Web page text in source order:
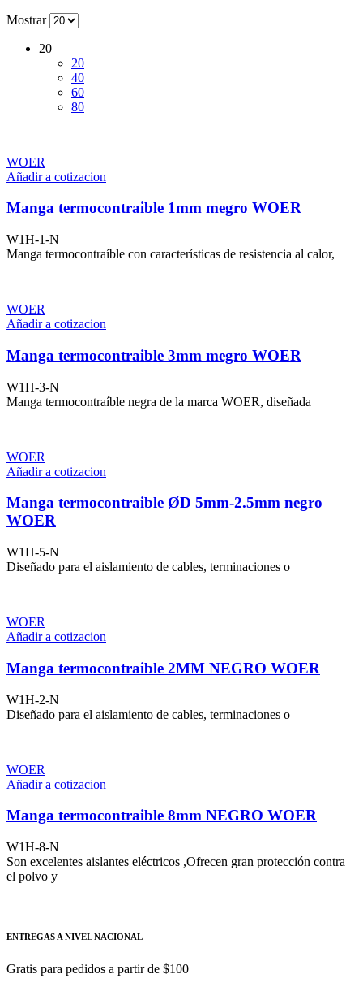
Mostrar
20
20
40
60
80
WOER
Añadir a cotizacion
Manga termocontraible 1mm megro WOER
W1H-1-N
Manga termocontraíble con características de resistencia al calor,
WOER
Añadir a cotizacion
Manga termocontraible 3mm megro WOER
W1H-3-N
Manga termocontraíble negra de la marca WOER, diseñada
WOER
Añadir a cotizacion
Manga termocontraible ØD 5mm-2.5mm negro
WOER
W1H-5-N
Diseñado para el aislamiento de cables, terminaciones o
WOER
Añadir a cotizacion
Manga termocontraible 2MM NEGRO WOER
W1H-2-N
Diseñado para el aislamiento de cables, terminaciones o
WOER
Añadir a cotizacion
Manga termocontraible 8mm NEGRO WOER
W1H-8-N
Son excelentes aislantes eléctricos ,Ofrecen gran protección contra
el polvo y
ENTREGAS A NIVEL NACIONAL
Gratis para pedidos a partir de $100